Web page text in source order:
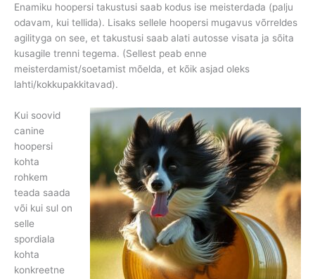
Enamiku hoopersi takustusi saab kodus ise meisterdada (palju
odavam, kui tellida). Lisaks sellele hoopersi mugavus võrreldes
agilityga on see, et takustusi saab alati autosse visata ja sõita
kusagile trenni tegema. (Sellest peab enne
meisterdamist/soetamist mõelda, et kõik asjad oleks
lahti/kokkupakkitavad).
Kui soovid
canine
hoopersi
kohta
rohkem
teada saada
või kui sul on
selle
spordiala
kohta
konkreetne